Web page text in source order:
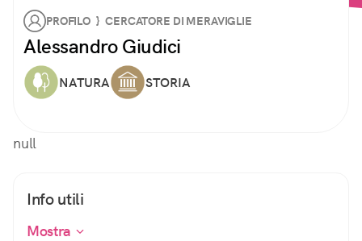
PROFILO } CERCATORE DI MERAVIGLIE
Alessandro Giudici
NATURA STORIA
null
Info utili
Mostra